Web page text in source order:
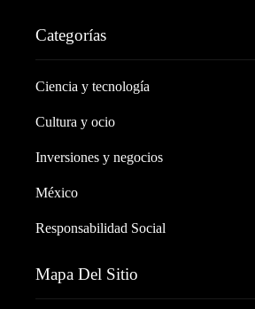
Categorías
Ciencia y tecnología
Cultura y ocio
Inversiones y negocios
México
Responsabilidad Social
Mapa Del Sitio